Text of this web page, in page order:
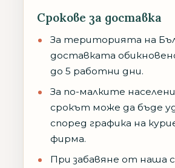
Срокове за доставка
За територията на
доставката
до 5 работни дни.
За по-малките
срокът може да бъде
според графика на
фирма.
При забавяне от наша